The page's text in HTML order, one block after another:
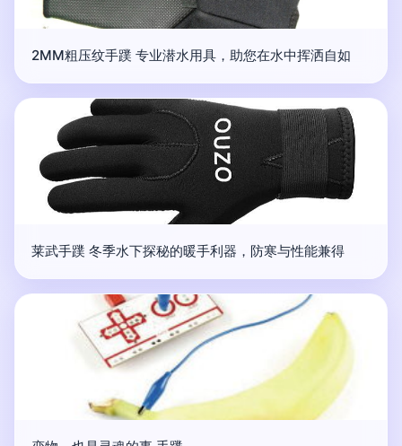
2MM粗压纹手蹼 专业潜水用具，助您在水中挥洒自如
莱武手蹼 冬季水下探秘的暖手利器，防寒与性能兼得